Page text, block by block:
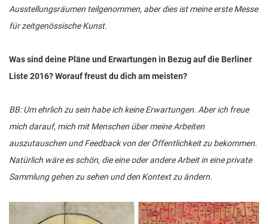
Ausstellungsräumen teilgenommen, aber dies ist meine erste Messe
für zeitgenössische Kunst.
Was sind deine Pläne und Erwartungen in Bezug auf die Berliner
Liste 2016? Worauf freust du dich am meisten?
BB: Um ehrlich zu sein habe ich keine Erwartungen. Aber ich freue
mich darauf, mich mit Menschen über meine Arbeiten
auszutauschen und Feedback von der Öffentlichkeit zu bekommen.
Natürlich wäre es schön, die eine oder andere Arbeit in eine private
Sammlung gehen zu sehen und den Kontext zu ändern.